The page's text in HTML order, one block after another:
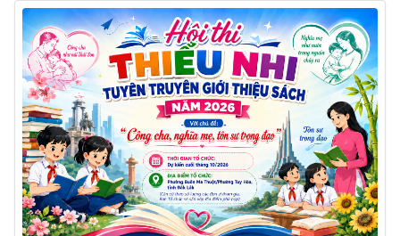
k
n
sl
at
e
k